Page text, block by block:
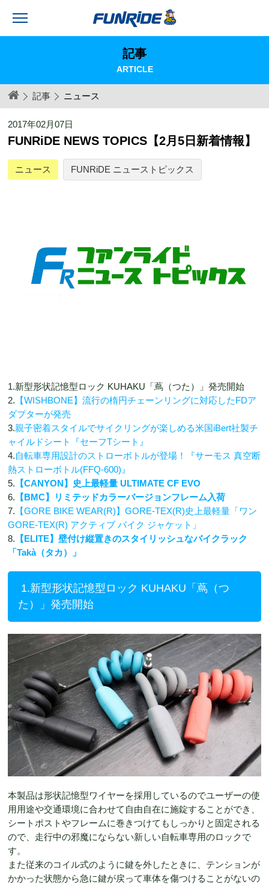
記事
ARTICLE
記事 ニュース
2017年02月07日
FUNRiDE NEWS TOPICS【2月5日新着情報】
ニュース FUNRiDE ニューストピックス
1.新型形状記憶型ロック KUHAKU「蔦（つた）」発売開始
2. 【WISHBONE】流行の楕円チェーンリングに対応したFDア
ダプターが発売
3.親子密着スタイルでサイクリングが楽しめる米国iBert社製チ
ャイルドシート『セーフTシート』
4.自転車専用設計のストローボトルが登場！『サーモス 真空断
熱ストローボトル(FFQ-600)』
5. 【CANYON】史上最軽量 ULTIMATE CF EVO
6. 【BMC】リミテッドカラーバージョンフレーム入荷
7. 【GORE BIKE WEAR(R)】GORE-TEX(R)史上最軽量「ワン
GORE-TEX(R) アクティブ バイク ジャケット」
8. 【ELITE】壁付け縦置きのスタイリッシュなバイクラック
「Takà（タカ）」
1.新型形状記憶型ロック KUHAKU「蔦（つ
た）」発売開始
本製品は形状記憶型ワイヤーを採用しているのでユーザーの使
用用途や交通環境に合わせて自由自在に施錠することができ、
シートポストやフレームに巻きつけてもしっかりと固定される
ので、走行中の邪魔にならない新しい自転車専用のロックで
す。
また従来のコイル式のように鍵を外したときに、テンションが
かかった状態から急に鍵が戻って車体を傷つけることがないの